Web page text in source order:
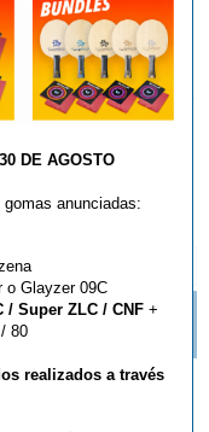
IMPARTIAL DE
DNA
DE AGOSTO
anunciadas:
Glayzer 09C
/ Super ZLC / CNF+
80
realizados a través